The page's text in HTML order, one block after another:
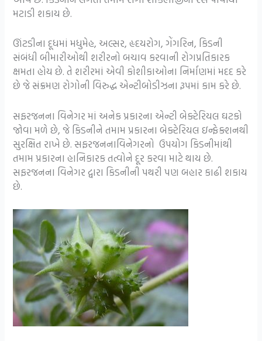
મટાડી શકાય છે.
ઊંટડીના દૂધમાં મધુમેહ, અલ્સર, હૃદયરોગ, ગેંગરિન, કિડની
સંબંધી બીમારીઓથી શરીરનો બચાવ કરવાની રોગપ્રતિકારક
ક્ષમતા હોય છે. તે શરીરમાં એવી કોશીકાઓના નિર્માણમાં મદદ કરે
છે જે સંક્રમણ રોગોની વિરુદ્ધ એન્ટીબોડીઝના રૂપમાં કામ કરે છે.
સફરજનના વિનેગર માં અનેક પ્રકારના એન્ટી બેક્ટેરિયલ ઘટકો
જોવા મળે છે, જે કિડનીને તમામ પ્રકારના બેક્ટેરિયલ ઇન્ફેક્શનથી
સુરક્ષિત રાખે છે. સફરજનનાવિનેગરનો ઉપયોગ કિડનીમાંથી
તમામ પ્રકારના હાનિકારક તત્વોને દૂર કરવા માટે થાય છે.
સફરજનના વિનેગર દ્વારા કિડનીની પથરી પણ બહાર કાઢી શકાય
છે.